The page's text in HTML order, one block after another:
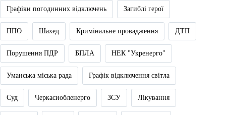
Графіки погодинних відключень Загиблі герої
ППО Шахед Кримінальне провадження ДТП
Порушення ПДР БПЛА НЕК "Укренерго"
Уманська міська рада Графік відключення світла
Суд Черкасиобленерго ЗСУ Лікування